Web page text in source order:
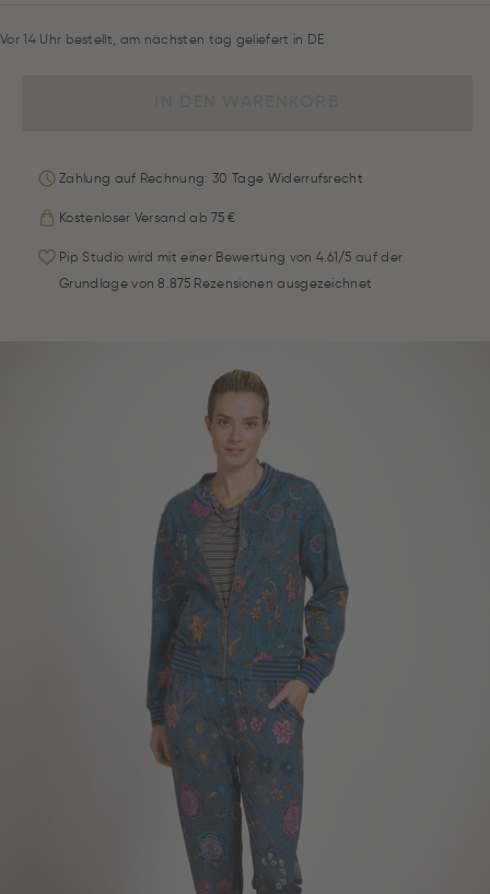
Vor 14 Uhr bestellt, am nächsten tag geliefert in DE
Zahlung auf Rechnung: 30 Tage Widerrufsrecht
Kostenloser Versand ab 75 €
Pip Studio wird mit einer Bewertung von 4.61/5 auf der
Grundlage von 8.875 Rezensionen ausgezeichnet